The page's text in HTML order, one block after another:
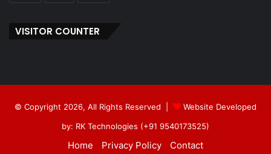
VISITOR COUNTER
© Copyright 2026, All Rights Reserved |
Website Developed
by: RK Technologies (+91 9540173525)
Home Privacy Policy Contact